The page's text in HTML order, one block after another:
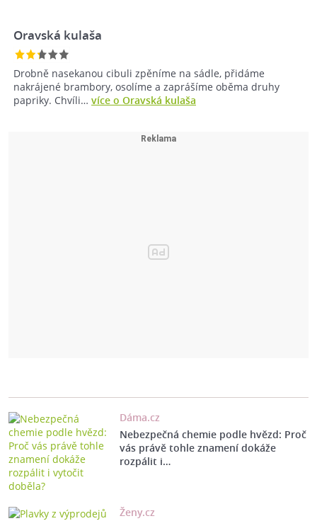
Oravská kulaša
Drobně nasekanou cibuli zpěníme na sádle, přidáme
nakrájené brambory, osolíme a zaprášíme oběma druhy
papriky. Chvíli… více o Oravská kulaša
Dáma.cz
Nebezpečná chemie podle hvězd: Proč
vás právě tohle znamení dokáže
rozpálit i…
Ženy.cz